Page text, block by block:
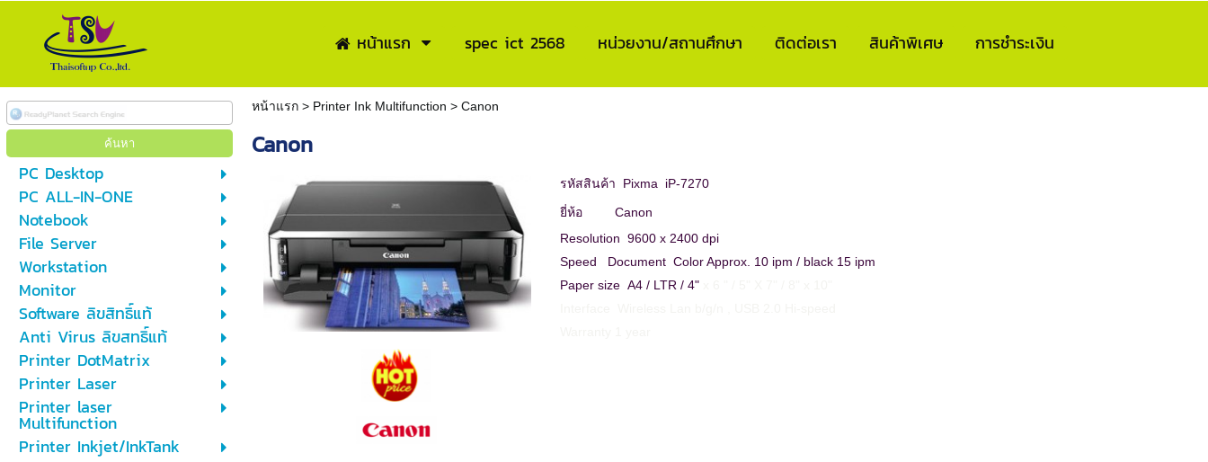
หน้าแรก spec ict 2568 หน่วยงาน/สถานศึกษา ติดต่อเรา สินค้าพิเศษ การชำระเงิน
PC Desktop
PC ALL-IN-ONE
Notebook
File Server
Workstation
Monitor
Software ลิขสิทธิ์แท้
Anti Virus ลิขสทธิ์แท้
Printer DotMatrix
Printer Laser
Printer laser
Multifunction
Printer Inkjet/InkTank
หน้าแรก > Printer Ink Multifunction > Canon
Canon
รหัสสินค้า Pixma iP-7270
ยี่ห้อ Canon
Resolution 9600 x 2400 dpi
Speed Document Color Approx. 10 ipm / black 15 ipm
Paper size A4 / LTR / 4"x 6 " / 5" X 7" / 8" x 10"